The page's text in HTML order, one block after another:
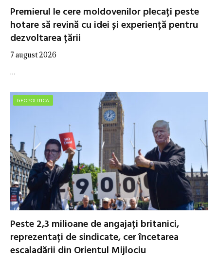
Premierul le cere moldovenilor plecați peste
hotare să revină cu idei și experiență pentru
dezvoltarea țării
7 august 2026
…
GEOPOLITICA
Peste 2,3 milioane de angajați britanici,
reprezentați de sindicate, cer încetarea
escaladării din Orientul Mijlociu